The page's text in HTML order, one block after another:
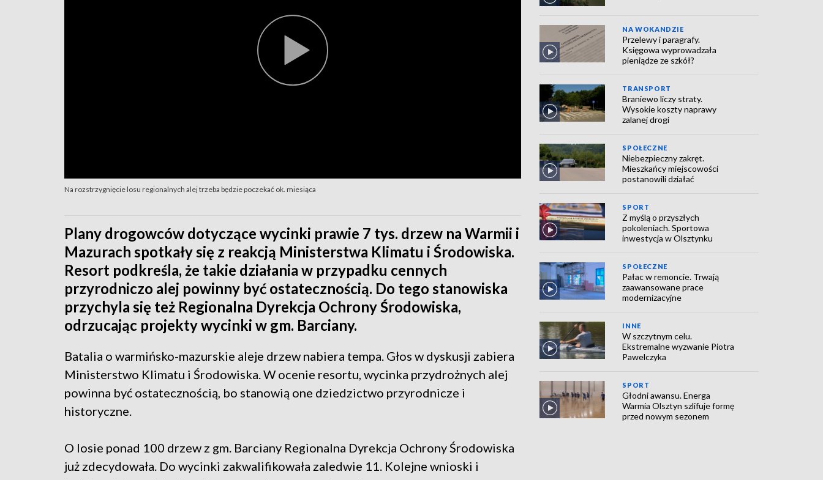
Na rozstrzygnięcie losu regionalnych alej trzeba będzie poczekać ok. miesiąca
Plany drogowców dotyczące wycinki prawie 7 tys. drzew na Warmii i
Mazurach spotkały się z reakcją Ministerstwa Klimatu i Środowiska.
Resort podkreśla, że takie działania w przypadku cennych
przyrodniczo alej powinny być ostatecznością. Do tego stanowiska
przychyla się też Regionalna Dyrekcja Ochrony Środowiska,
odrzucając projekty wycinki w gm. Barciany.
Batalia o warmińsko-mazurskie aleje drzew nabiera tempa. Głos w dyskusji zabiera
Ministerstwo Klimatu i Środowiska. W ocenie resortu, wycinka przydrożnych alej
powinna być ostatecznością, bo stanowią one dziedzictwo przyrodnicze i
historyczne.
O losie ponad 100 drzew z gm. Barciany Regionalna Dyrekcja Ochrony Środowiska
już zdecydowała. Do wycinki zakwalifikowała zaledwie 11. Kolejne wnioski i
NA WOKANDZIE
Przelewy i paragrafy.
Księgowa wyprowadzała
pieniądze ze szkół?
TRANSPORT
Braniewo liczy straty.
Wysokie koszty naprawy
zalanej drogi
SPOŁECZNE
Niebezpieczny zakręt.
Mieszkańcy miejscowości
postanowili działać
SPORT
Z myślą o przyszłych
pokoleniach. Sportowa
inwestycja w Olsztynku
SPOŁECZNE
Pałac w remoncie. Trwają
zaawansowane prace
modernizacyjne
INNE
W szczytnym celu.
Ekstremalne wyzwanie Piotra
Pawelczyka
SPORT
Głodni awansu. Energa
Warmia Olsztyn szlifuje formę
przed nowym sezonem